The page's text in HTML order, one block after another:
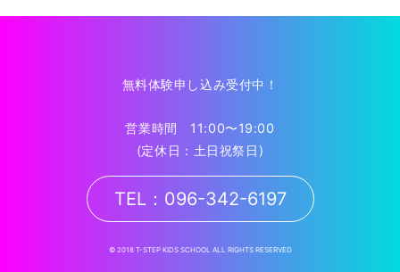
無料体験申し込み受付中！
営業時間 11:00〜19:00
(定休日：土日祝祭日)
TEL：096-342-6197
© 2018 T-STEP KIDS SCHOOL ALL RIGHTS RESERVED